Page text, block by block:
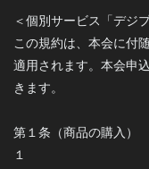
＜個別サービス「デジ
この規約は、本会に付
適用されます。本会申
きます。
第１条（商品の購入）
１